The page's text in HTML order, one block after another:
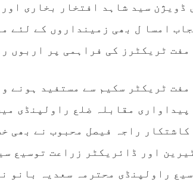
ڈویژن سید شاہد افتخار بخاری
امسا ل بھی زمینداروں کے لئے
مفت ٹریکٹرز کی فراہمی پر اربوں
مفت ٹریکٹر سکیم سے مستفید ہونے
پیداواری مقابلہ ضلع راولپنڈی
کاشتکار راجہ فیصل محبوب نے بھی
اور ڈائریکٹر زراعت توسیع
راولپنڈی محترمہ سعدیہ بانو